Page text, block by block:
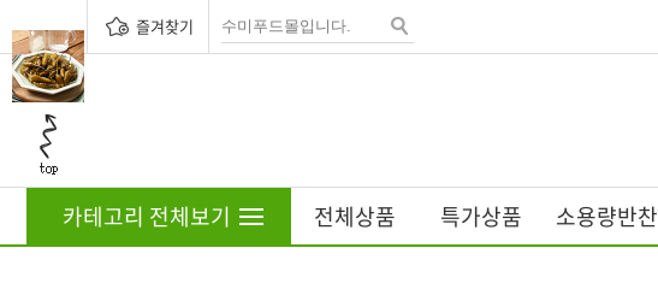
즐겨찾기
카테고리 전체보기 전체상품 특가상품 소용량반찬